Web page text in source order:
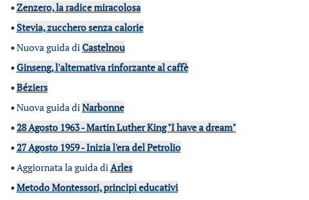
•Zenzero, la radice miracolosa
•Stevia, zucchero senza calorie
•Nuova guida diCastelnou
•Ginseng, l'alternativa rinforzante al caffè
•Béziers
•Nuova guida diNarbonne
•28 Agosto 1963 - Martin Luther King "I have a dream"
•27 Agosto 1959 - Inizia l'era del Petrolio
•Aggiornata la guida diArles
•Metodo Montessori, principi educativi